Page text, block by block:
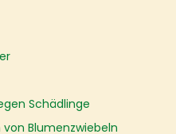
Schädlinge
Blumenzwiebeln